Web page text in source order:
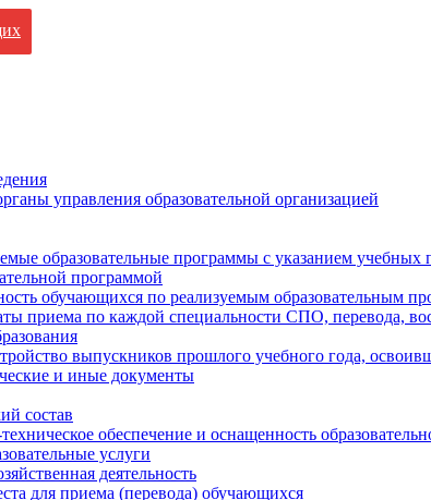
управления образовательной организацией
образовательные программы с указанием
программой
обучающихся по реализуемым образовательным
приема по каждой специальности СПО, перевода,
выпускников прошлого учебного года,
и иные документы
состав
обеспечение и оснащенность
услуги
деятельность
для приема (перевода) обучающихся